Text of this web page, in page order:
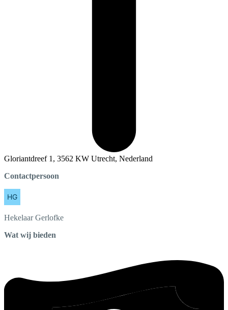
Gloriantdreef 1, 3562 KW Utrecht, Nederland
Contactpersoon
Hekelaar Gerlofke
Wat wij bieden